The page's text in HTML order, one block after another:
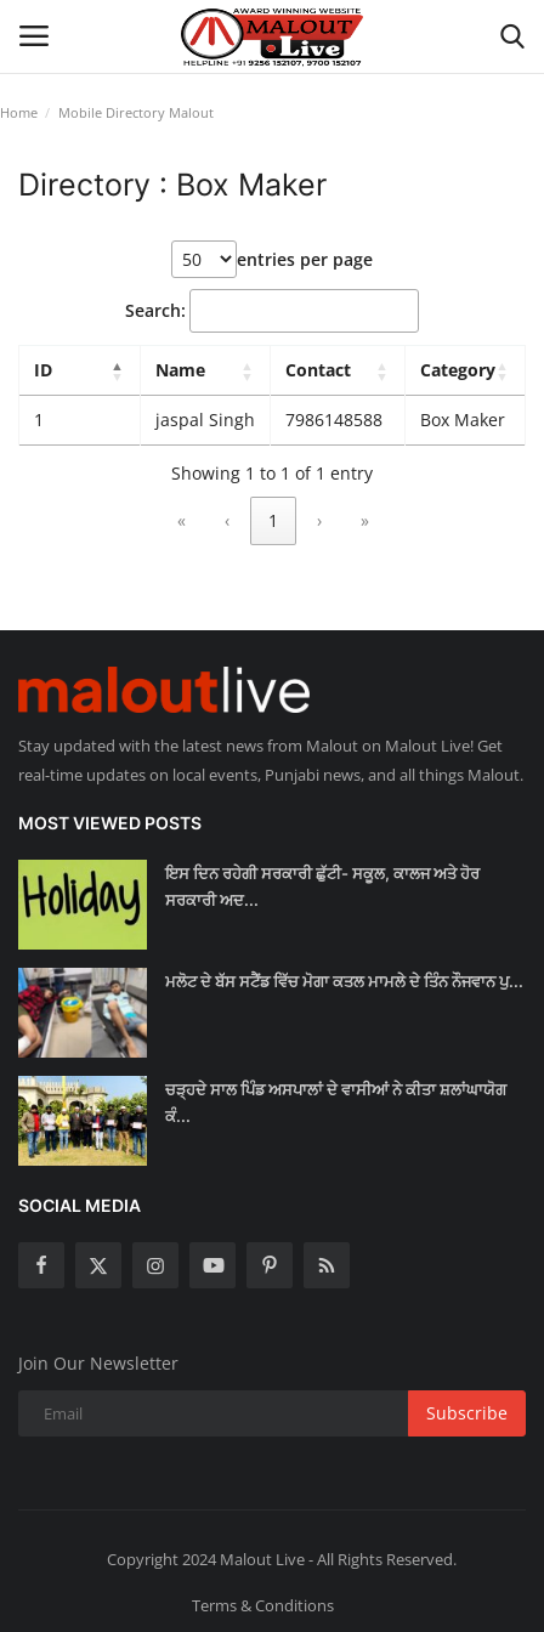
How to Reach Malout
Privacy Policy
Lambi
Sri Muktsar Sahib News
Punjab
Life & Style
Contact Us
Home Mobile Directory Malout
Directory : Box Maker
entries per page
Search:
ID Name Contact Category
1 jaspal Singh 7986148588 Box Maker
Showing 1 to 1 of 1 entry
« ‹ 1 › »
Stay updated with the latest news from Malout on Malout Live! Get
real-time updates on local events, Punjabi news, and all things Malout.
MOST VIEWED POSTS
ਇਸ ਦਿਨ ਰਹੇਗੀ ਸਰਕਾਰੀ ਛੁੱਟੀ- ਸਕੂਲ, ਕਾਲਜ ਅਤੇ ਹੋਰ
ਸਰਕਾਰੀ ਅਦ...
ਮਲੋਟ ਦੇ ਬੱਸ ਸਟੈਂਡ ਵਿੱਚ ਮੋਗਾ ਕਤਲ ਮਾਮਲੇ ਦੇ ਤਿੰਨ ਨੌਜਵਾਨ ਪੁ...
ਚੜ੍ਹਦੇ ਸਾਲ ਪਿੰਡ ਅਸਪਾਲਾਂ ਦੇ ਵਾਸੀਆਂ ਨੇ ਕੀਤਾ ਸ਼ਲਾਂਘਾਯੋਗ
ਕੰ...
SOCIAL MEDIA
Join Our Newsletter
Subscribe
Copyright 2024 Malout Live - All Rights Reserved.
Terms & Conditions